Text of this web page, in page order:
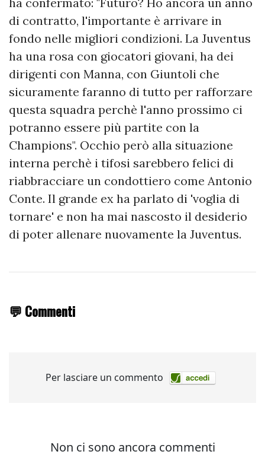
di contratto, l'importante è arrivare in
fondo nelle migliori condizioni. La Juventus
ha una rosa con giocatori giovani, ha dei
dirigenti con Manna, con Giuntoli che
sicuramente faranno di tutto per rafforzare
questa squadra perchè l'anno prossimo ci
potranno essere più partite con la
Champions". Occhio però alla situazione
interna perchè i tifosi sarebbero felici di
riabbracciare un condottiero come Antonio
Conte. Il grande ex ha parlato di 'voglia di
tornare' e non ha mai nascosto il desiderio
di poter allenare nuovamente la Juventus.
💬 Commenti